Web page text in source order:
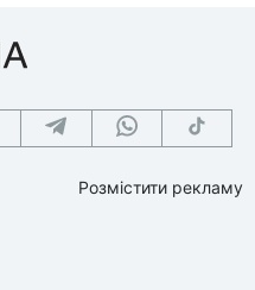
Розмістити рекламу